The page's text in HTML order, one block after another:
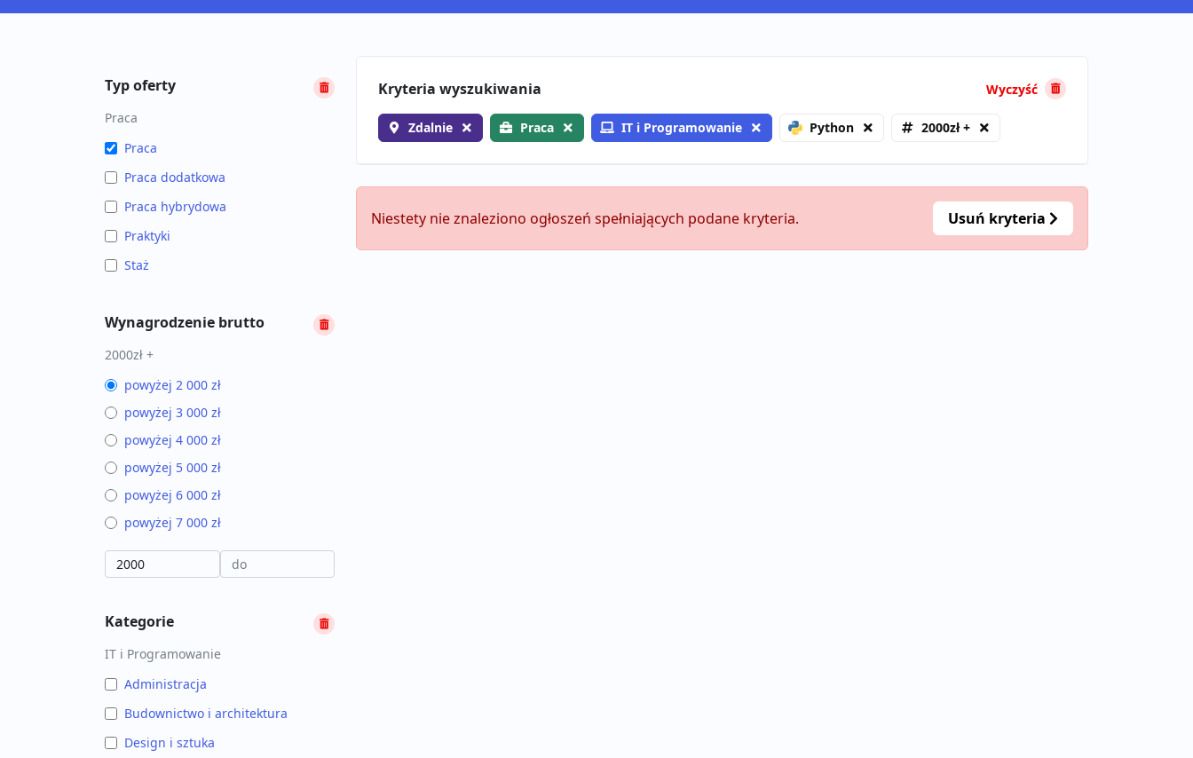
Typ oferty
Praca
Praca
Praca dodatkowa
Praca hybrydowa
Praktyki
Staż
Wynagrodzenie brutto
2000zł +
powyżej 2 000 zł
powyżej 3 000 zł
powyżej 4 000 zł
powyżej 5 000 zł
powyżej 6 000 zł
powyżej 7 000 zł
Kategorie
IT i Programowanie
Administracja
Budownictwo i architektura
Design i sztuka
Kryteria wyszukiwania Wyczyść
Zdalnie Praca IT i Programowanie Python 2000zł +
Niestety nie znaleziono ogłoszeń spełniających podane kryteria. Usuń kryteria